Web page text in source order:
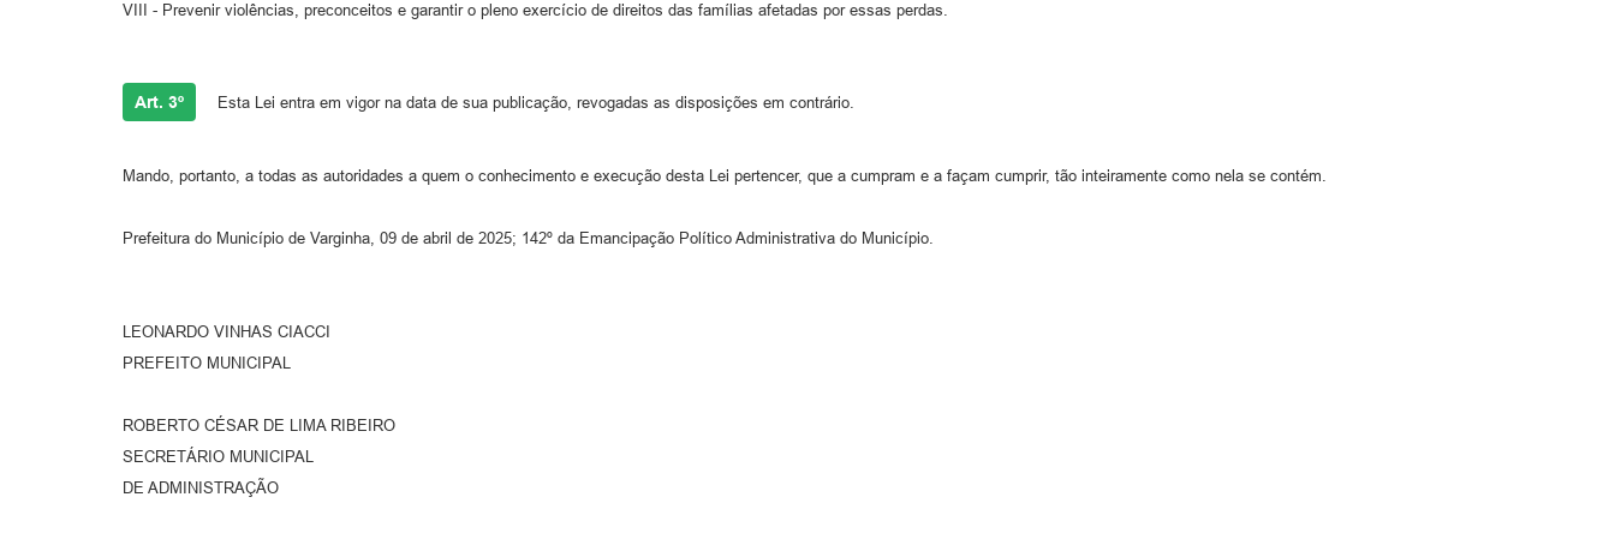
VIII - Prevenir violências, preconceitos e garantir o pleno exercício de direitos das famílias afetadas por essas perdas.
Art. 3º Esta Lei entra em vigor na data de sua publicação, revogadas as disposições em contrário.
Mando, portanto, a todas as autoridades a quem o conhecimento e execução desta Lei pertencer, que a cumpram e a façam cumprir, tão inteiramente como nela se contém.
Prefeitura do Município de Varginha, 09 de abril de 2025; 142º da Emancipação Político Administrativa do Município.
LEONARDO VINHAS CIACCI
PREFEITO MUNICIPAL
ROBERTO CÉSAR DE LIMA RIBEIRO
SECRETÁRIO MUNICIPAL
DE ADMINISTRAÇÃO